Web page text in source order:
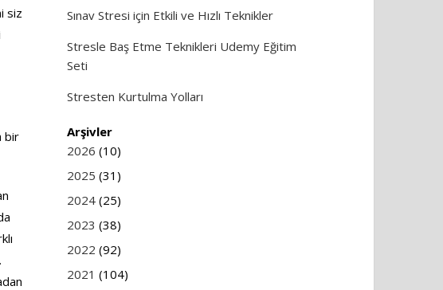
siz
bir
Sınav Stresi için Etkili ve Hızlı Teknikler
Stresle Baş Etme Teknikleri Udemy Eğitim
Seti
Stresten Kurtulma Yolları
Arşivler
2026 (10)
2025 (31)
2024 (25)
2023 (38)
2022 (92)
2021 (104)